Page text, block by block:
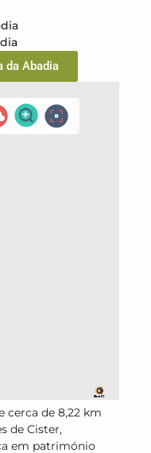
da Abadia
cerca de 8,22 km
de Cister,
em património